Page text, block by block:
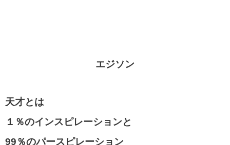
エジソン
天才とは
１％のインスピレーションと
99％のパースピレーション